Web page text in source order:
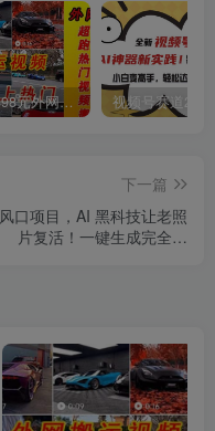
外面收费398元外网超跑豪车汽车视频搬运至快手抖音上热门项目
下一篇
风口项目，AI 黑科技让老照
片复活！一键生成完全免